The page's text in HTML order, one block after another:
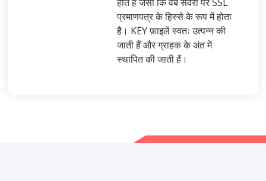
प्रमाणपत्र के हिस्से के रूप में होता
है। KEY फ़ाइलें स्वतः उत्पन्न की
जाती हैं और ग्राहक के अंत में
स्थापित की जाती हैं।